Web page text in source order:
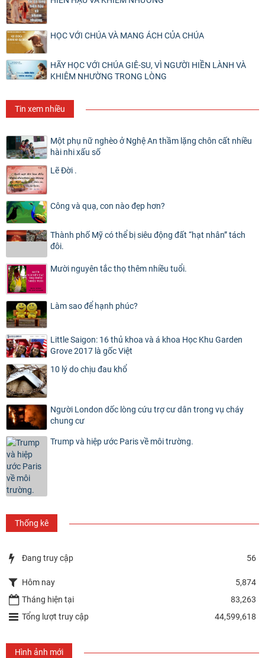
HỌC VỚI CHÚA VÀ MANG ÁCH CỦA CHÚA
HÃY HỌC VỚI CHÚA GIÊ-SU, VÌ NGƯỜI HIỀN LÀNH VÀ
KHIÊM NHƯỜNG TRONG LÒNG
Tin xem nhiều
Một phụ nữ nghèo ở Nghệ An thầm lặng chôn cất nhiều
hài nhi xấu số
Lẽ Đời .
Công và quạ, con nào đẹp hơn?
Thành phố Mỹ có thể bị siêu động đất “hạt nhân” tách
đôi.
Mười nguyên tắc thọ thêm nhiều tuổi.
Làm sao để hạnh phúc?
Little Saigon: 16 thủ khoa và á khoa Học Khu Garden
Grove 2017 là gốc Việt
10 lý do chịu đau khổ
Người London dốc lòng cứu trợ cư dân trong vụ cháy
chung cư
Trump và hiệp ước Paris về môi trường.
Thống kê
Đang truy cập 56
Hôm nay
5,874
Tháng hiện tại
83,263
Tổng lượt truy cập
44,599,618
Hình ảnh mới